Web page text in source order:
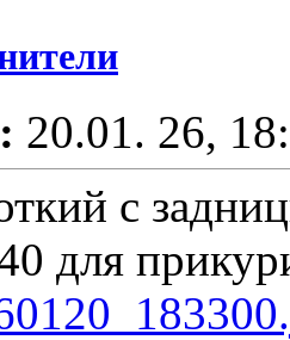
20.01. 26,
с
для